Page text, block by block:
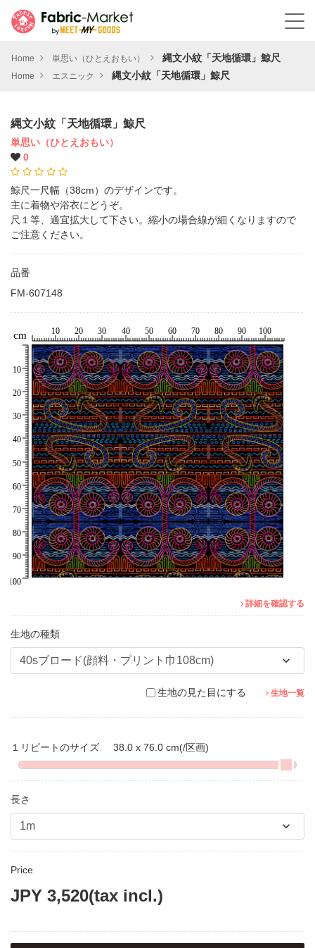
Home 単思い（ひとえおもい） 縄文小紋「天地循環」鯨尺
Home エスニック 縄文小紋「天地循環」鯨尺
詳細を確認する
縄文小紋「天地循環」鯨尺
単思い（ひとえおもい）
0
鯨尺一尺幅（38cm）のデザインです。
主に着物や浴衣にどうぞ。
尺１等、適宜拡大して下さい。縮小の場合線が細くなりますので
ご注意ください。
品番
FM-607148
生地の種類
生地の見た目にする 生地一覧
１リピートのサイズ 38.0 x 76.0 cm(/区画)
長さ
Price
JPY 3,520(tax incl.)